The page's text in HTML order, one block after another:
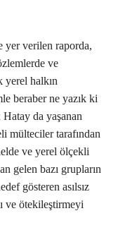
yer verilen raporda,
ve
halkın
beraber ne yazık ki
Hatay da yaşanan
mülteciler tarafından
ve yerel ölçekli
gelen bazı grupların
gösteren asılsız
ve ötekileştirmeyi